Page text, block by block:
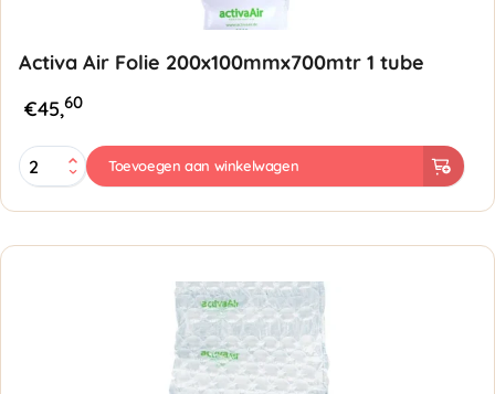
Activa Air Folie 200x100mmx700mtr 1 tube
€45,60
Activa
Air
1
Toevoegen aan winkelwagen